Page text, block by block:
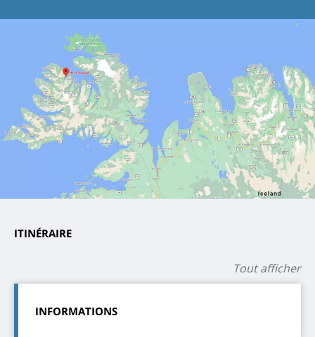
ITINÉRAIRE
Tout afficher
INFORMATIONS